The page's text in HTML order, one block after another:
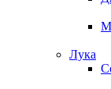
Лука